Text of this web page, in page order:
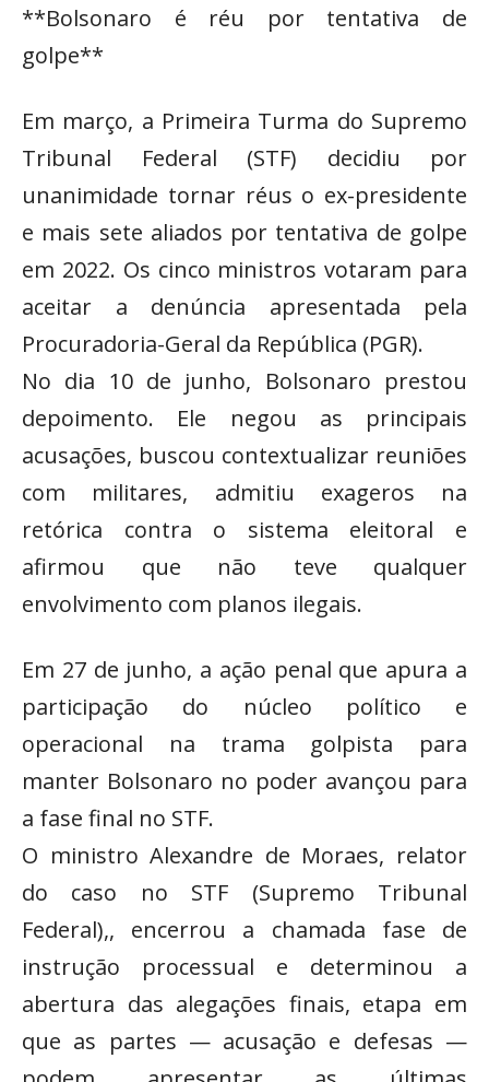
**Bolsonaro é réu por tentativa de
golpe**
Em março, a Primeira Turma do Supremo
Tribunal Federal (STF) decidiu por
unanimidade tornar réus o ex-presidente
e mais sete aliados por tentativa de golpe
em 2022. Os cinco ministros votaram para
aceitar a denúncia apresentada pela
Procuradoria-Geral da República (PGR).
No dia 10 de junho, Bolsonaro prestou
depoimento. Ele negou as principais
acusações, buscou contextualizar reuniões
com militares, admitiu exageros na
retórica contra o sistema eleitoral e
afirmou que não teve qualquer
envolvimento com planos ilegais.
Em 27 de junho, a ação penal que apura a
participação do núcleo político e
operacional na trama golpista para
manter Bolsonaro no poder avançou para
a fase final no STF.
O ministro Alexandre de Moraes, relator
do caso no STF (Supremo Tribunal
Federal),, encerrou a chamada fase de
instrução processual e determinou a
abertura das alegações finais, etapa em
que as partes — acusação e defesas —